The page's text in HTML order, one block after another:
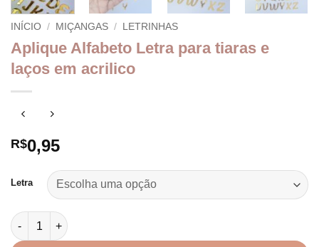
INÍCIO / MIÇANGAS / LETRINHAS
Aplique Alfabeto Letra para tiaras e
laços em acrilico
R$0,95
Letra
Aplique Alfabeto Letra para tiaras e laços em acrilico